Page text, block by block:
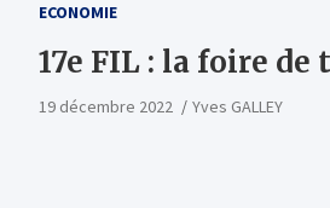
ECONOMIE
17e FIL : la foire de
19 décembre 2022 Yves GALLEY